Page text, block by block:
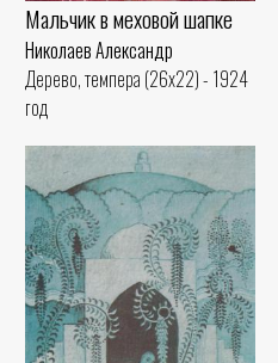
Мальчик в меховой шапке
Николаев Александр
Дерево, темпера (26x22) - 1924
год